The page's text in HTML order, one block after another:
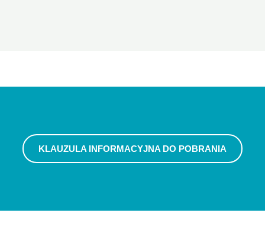
KLAUZULA INFORMACYJNA DO POBRANIA